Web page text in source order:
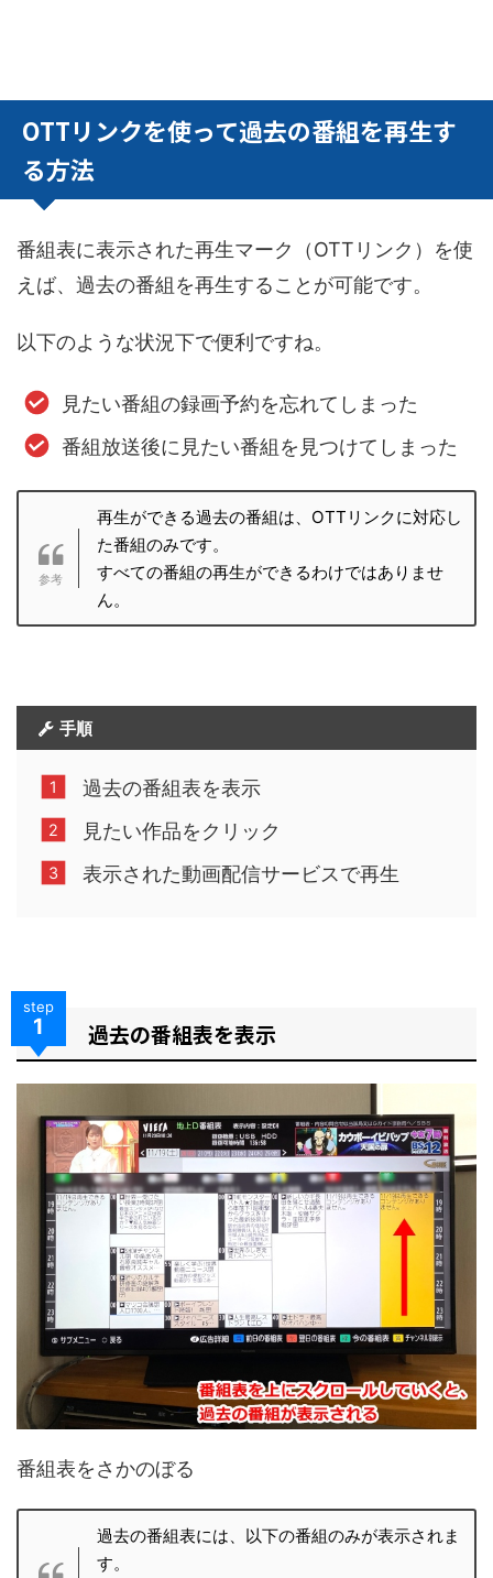
OTTリンクを使って過去の番組を再生す
る方法
番組表に表示された再生マーク（OTTリンク）を使
えば、過去の番組を再生することが可能です。
以下のような状況下で便利ですね。
見たい番組の録画予約を忘れてしまった
番組放送後に見たい番組を見つけてしまった
再生ができる過去の番組は、OTTリンクに対応し
た番組のみです。
すべての番組の再生ができるわけではありませ
ん。
手順
過去の番組表を表示
見たい作品をクリック
表示された動画配信サービスで再生
step
1 過去の番組表を表示
番組表をさかのぼる
過去の番組表には、以下の番組のみが表示されま
す。